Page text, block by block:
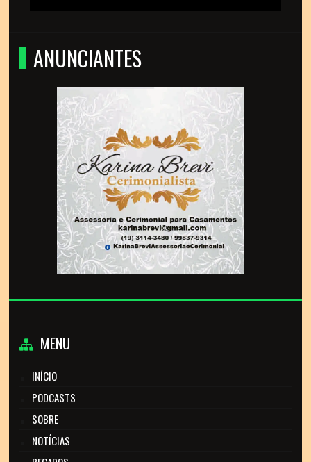
ANUNCIANTES
MENU
INÍCIO
PODCASTS
SOBRE
NOTÍCIAS